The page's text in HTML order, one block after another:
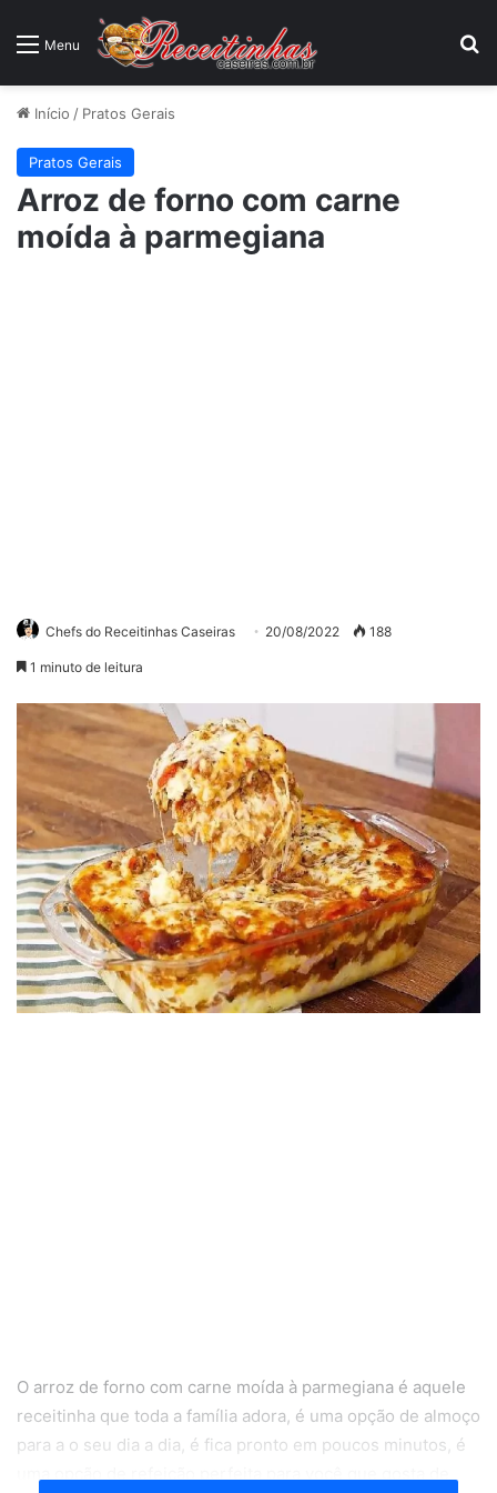
Menu
Início / Pratos Gerais
Pratos Gerais
Arroz de forno com carne
moída à parmegiana
Chefs do Receitinhas Caseiras 20/08/2022 188
1 minuto de leitura
O arroz de forno com carne moída à parmegiana é aquele
receitinha que toda a família adora, é uma opção de almoço
para a o seu dia a dia, é fica pronto em poucos minutos, é